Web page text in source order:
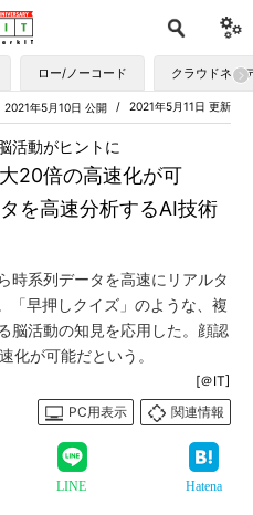
ロー/ノーコード クラウドネイ
2021年5月11日 更新
2021年5月10日 公開
20倍の高速化が可
を高速分析するAI技術
活動がヒントに
時系列データを高速にリアルタ
「早押しクイズ」のような、複
脳活動の知見を応用した。顔認
化が可能だという。
[＠IT]
PC用表示
関連情報
LINE Hatena